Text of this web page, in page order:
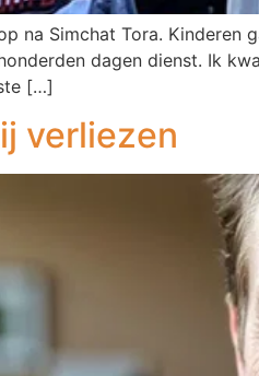
na Simchat Tora. Kinderen
dagen dienst. Ik
[…]
verliezen